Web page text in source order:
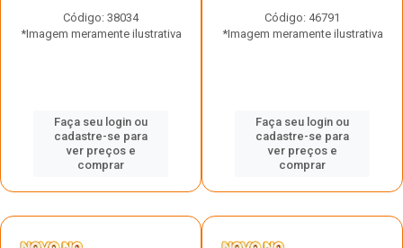
Código: 38034
*Imagem meramente ilustrativa
Faça seu login ou
cadastre-se para
ver preços e
comprar
Código: 46791
*Imagem meramente ilustrativa
Faça seu login ou
cadastre-se para
ver preços e
comprar